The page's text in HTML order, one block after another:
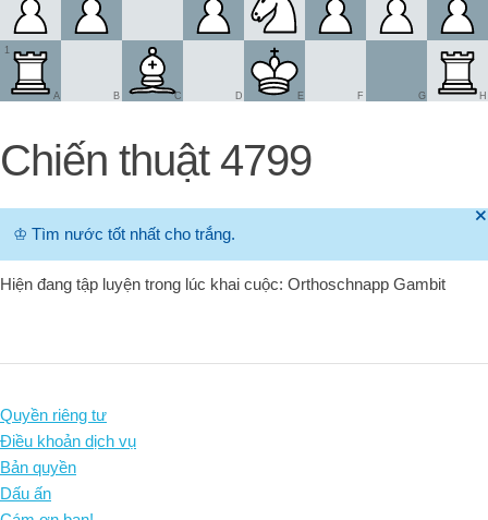
1
A B C D E F G H
Chiến thuật 4799
🞫
♔ Tìm nước tốt nhất cho trắng.
Hiện đang tập luyện trong lúc khai cuộc: Orthoschnapp Gambit
Quyền riêng tư
Điều khoản dịch vụ
Bản quyền
Dấu ấn